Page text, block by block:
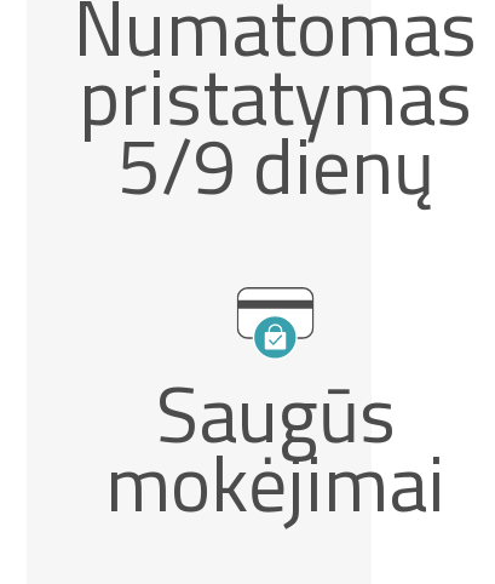
Numatomas
pristatymas
5/9 dienų
Saugūs
mokėjimai